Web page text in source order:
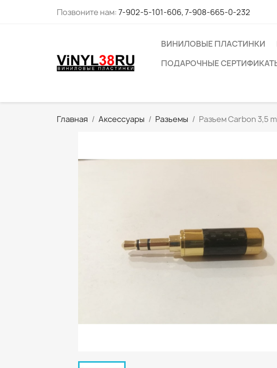
Позвоните нам:7-902-5-101-606, 7-908-665-0-232
ВИНИЛОВЫЕ ПЛАСТИНКИ
ПОДАРОЧНЫЕ
Главная Аксессуары Разьемы Разъем Carbon 3,5